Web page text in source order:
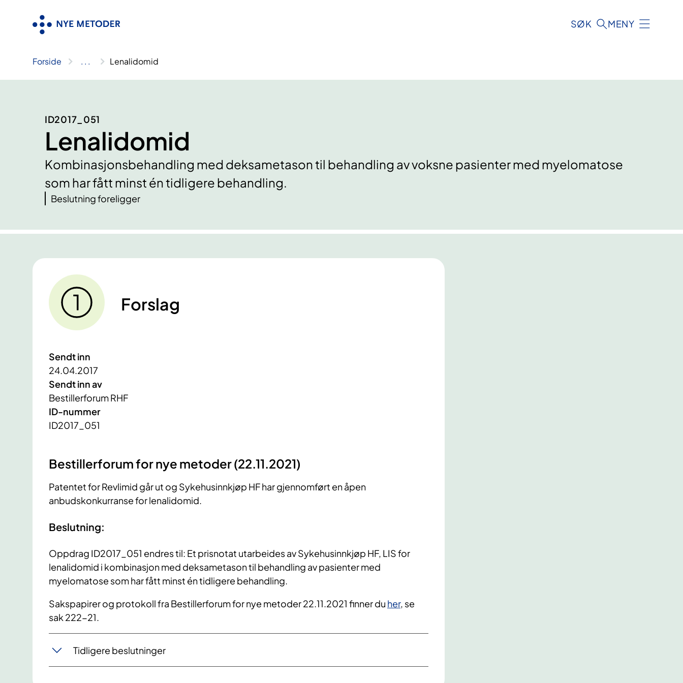
SØK MENY
Forside .. . Lenalidomid
ID2017_051
Lenalidomid
Kombinasjonsbehandling med deksametason til behandling av voksne pasienter med myelomatose
som har fått minst én tidligere behandling.
Beslutning foreligger
Forslag
Sendt inn
24.04.2017
Sendt inn av
Bestillerforum RHF
ID-nummer
ID2017_051
​Bestillerforum for nye metoder (22.11.2021)
Patentet for Revlimid går ut og Sykehusinnkjøp HF har gjennomført en åpen
anbudskonkurranse for lenalidomid.
Beslutning:
Oppdrag ID2017_051 endres til: Et prisnotat utarbeides av Sykehusinnkjøp HF, LIS for
lenalidomid i kombinasjon med deksametason til behandling av pasienter med
myelomatose som har fått minst én tidligere behandling.
Sakspapirer og protokoll fra Bestillerforum for nye metoder 22.11.2021 finner du her, se
sak 222-21.
Tidligere beslutninger